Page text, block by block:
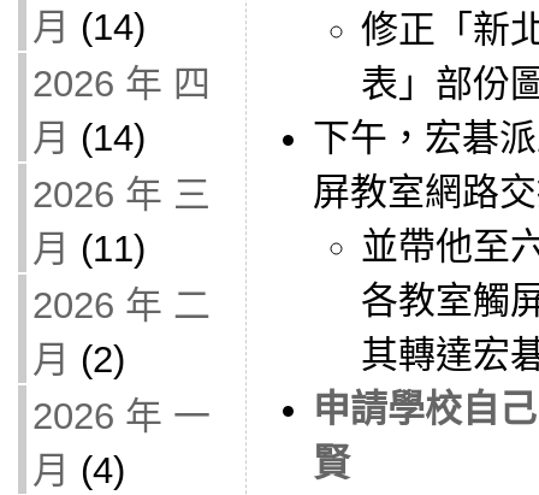
月 (14)
2026 年 四
月 (14)
2026 年 三
月 (11)
2026 年 二
月 (2)
2026 年 一
月 (4)
修正「新
表」部份
下午，宏碁
屏教室網路
並帶他至
各教室觸
其轉達宏
申請學校自
賢